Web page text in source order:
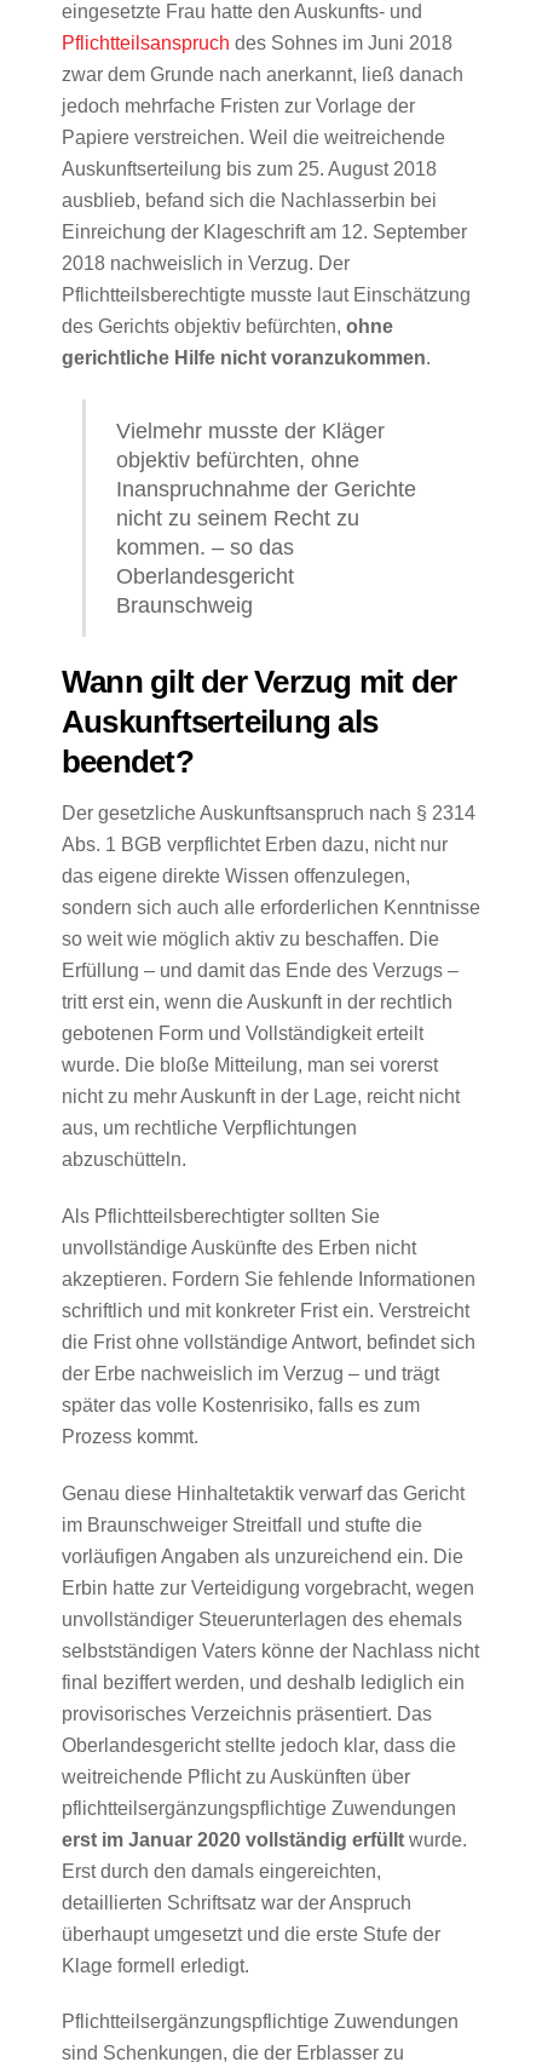
eingesetzte Frau hatte den Auskunfts- und
Pflichtteilsanspruch des Sohnes im Juni 2018
zwar dem Grunde nach anerkannt, ließ danach
jedoch mehrfache Fristen zur Vorlage der
Papiere verstreichen. Weil die weitreichende
Auskunftserteilung bis zum 25. August 2018
ausblieb, befand sich die Nachlasserbin bei
Einreichung der Klageschrift am 12. September
2018 nachweislich in Verzug. Der
Pflichtteilsberechtigte musste laut Einschätzung
des Gerichts objektiv befürchten, ohne
gerichtliche Hilfe nicht voranzukommen.
Vielmehr musste der Kläger
objektiv befürchten, ohne
Inanspruchnahme der Gerichte
nicht zu seinem Recht zu
kommen. – so das
Oberlandesgericht
Braunschweig
Wann gilt der Verzug mit der
Auskunftserteilung als
beendet?
Der gesetzliche Auskunftsanspruch nach § 2314
Abs. 1 BGB verpflichtet Erben dazu, nicht nur
das eigene direkte Wissen offenzulegen,
sondern sich auch alle erforderlichen Kenntnisse
so weit wie möglich aktiv zu beschaffen. Die
Erfüllung – und damit das Ende des Verzugs –
tritt erst ein, wenn die Auskunft in der rechtlich
gebotenen Form und Vollständigkeit erteilt
wurde. Die bloße Mitteilung, man sei vorerst
nicht zu mehr Auskunft in der Lage, reicht nicht
aus, um rechtliche Verpflichtungen
abzuschütteln.
Als Pflichtteilsberechtigter sollten Sie
unvollständige Auskünfte des Erben nicht
akzeptieren. Fordern Sie fehlende Informationen
schriftlich und mit konkreter Frist ein. Verstreicht
die Frist ohne vollständige Antwort, befindet sich
der Erbe nachweislich im Verzug – und trägt
später das volle Kostenrisiko, falls es zum
Prozess kommt.
Genau diese Hinhaltetaktik verwarf das Gericht
im Braunschweiger Streitfall und stufte die
vorläufigen Angaben als unzureichend ein. Die
Erbin hatte zur Verteidigung vorgebracht, wegen
unvollständiger Steuerunterlagen des ehemals
selbstständigen Vaters könne der Nachlass nicht
final beziffert werden, und deshalb lediglich ein
provisorisches Verzeichnis präsentiert. Das
Oberlandesgericht stellte jedoch klar, dass die
weitreichende Pflicht zu Auskünften über
pflichtteilsergänzungspflichtige Zuwendungen
erst im Januar 2020 vollständig erfülltwurde.
Erst durch den damals eingereichten,
detaillierten Schriftsatz war der Anspruch
überhaupt umgesetzt und die erste Stufe der
Klage formell erledigt.
Pflichtteilsergänzungspflichtige Zuwendungen
sind Schenkungen, die der Erblasser zu